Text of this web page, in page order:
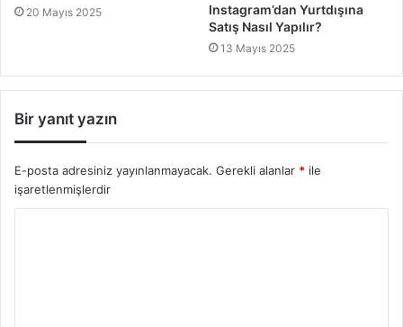
20 Mayıs 2025
Instagram’dan Yurtdışına
Satış Nasıl Yapılır?
13 Mayıs 2025
Bir yanıt yazın
E-posta adresiniz yayınlanmayacak. Gerekli alanlar * ile
işaretlenmişlerdir